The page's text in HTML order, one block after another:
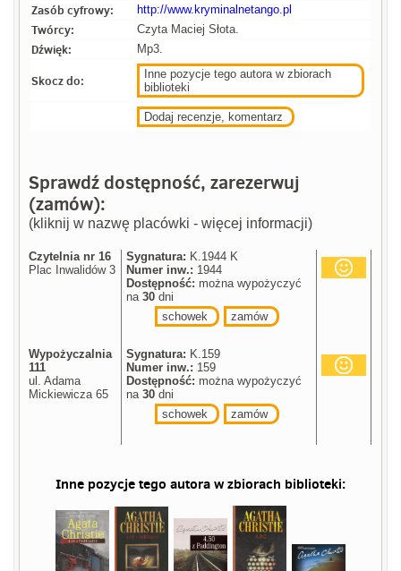
Zasób cyfrowy: http://www.kryminalnetango.pl
Twórcy: Czyta Maciej Słota.
Dźwięk: Mp3.
Skocz do:
Inne pozycje tego autora w zbiorach
biblioteki
Dodaj recenzje, komentarz
Sprawdź dostępność, zarezerwuj
(zamów):
(kliknij w nazwę placówki - więcej informacji)
Czytelnia nr 16
Plac Inwalidów 3
Sygnatura: K.1944 K
Numer inw.: 1944
Dostępność: można wypożyczyć
na30 dni
schowek
zamów
Wypożyczalnia
111
ul. Adama
Mickiewicza 65
Sygnatura: K.159
Numer inw.: 159
Dostępność: można wypożyczyć
na30 dni
schowek
zamów
Inne pozycje tego autora w zbiorach biblioteki: